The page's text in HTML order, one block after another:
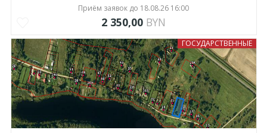
Приём заявок до 18.08.26 16:00
2 350,00 BYN
ГОСУДАРСТВЕННЫЕ